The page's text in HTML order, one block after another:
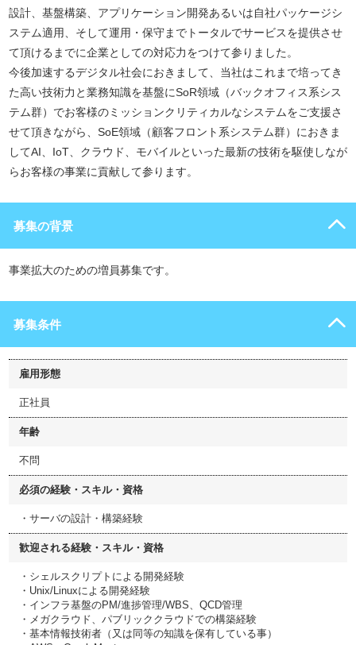
設計、基盤構築、アプリケーション開発あるいは自社パッケージシ
ステム適用、そして運用・保守までトータルでサービスを提供させ
て頂けるまでに企業としての対応力をつけて参りました。
今後加速するデジタル社会におきまして、当社はこれまで培ってき
た高い技術力と業務知識を基盤にSoR領域（バックオフィス系シス
テム群）でお客様のミッションクリティカルなシステムをご支援さ
せて頂きながら、SoE領域（顧客フロント系システム群）におきま
してAI、IoT、クラウド、モバイルといった最新の技術を駆使しなが
らお客様の事業に貢献して参ります。
募集の背景
事業拡大のための増員募集です。
募集条件
雇用形態
正社員
年齢
不問
必須の経験・スキル・資格
・サーバの設計・構築経験
歓迎される経験・スキル・資格
・シェルスクリプトによる開発経験
・Unix/Linuxによる開発経験
・インフラ基盤のPM/進捗管理/WBS、QCD管理
・メガクラウド、パブリッククラウドでの構築経験
・基本情報技術者（又は同等の知識を保有している事）